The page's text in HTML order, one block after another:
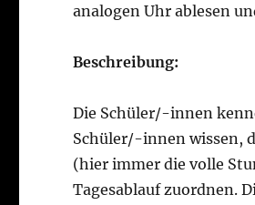
analogen Uhr ablesen
Beschreibung:
Die Schüler/-innen
Schüler/-innen wissen,
(hier immer die volle
Tagesablauf zuordnen.